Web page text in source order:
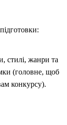
стилі, жанри та
(головне, щоб
конкурсу).